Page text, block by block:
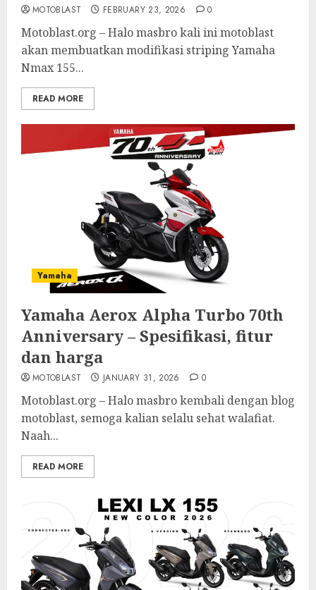
MOTOBLAST FEBRUARY 23, 2026 0
Motoblast.org – Halo masbro kali ini motoblast
akan membuatkan modifikasi striping Yamaha
Nmax 155...
READ MORE
Yamaha
Yamaha Aerox Alpha Turbo 70th
Anniversary – Spesifikasi, fitur
dan harga
MOTOBLAST JANUARY 31, 2026 0
Motoblast.org – Halo masbro kembali dengan blog
motoblast, semoga kalian selalu sehat walafiat.
Naah...
READ MORE